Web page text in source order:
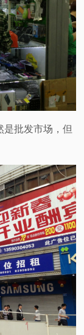
是批发市场，但